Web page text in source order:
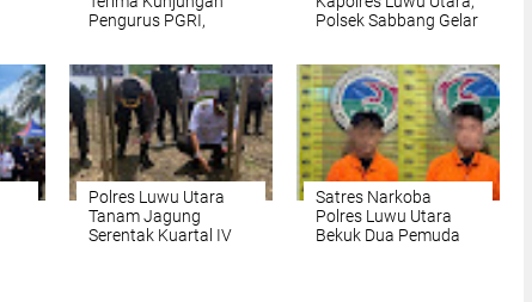
Pengurus PGRI,
Mutu Pendidikan Di
Daerah
Polsek Sabbang Gelar
Polres Luwu Utara
Tanam Jagung
Serentak Kuartal IV
Satres Narkoba
Polres Luwu Utara
Bekuk Dua Pemuda